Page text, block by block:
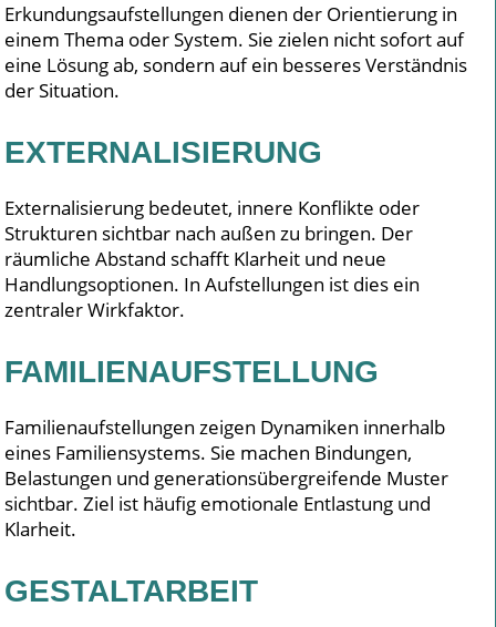
Erkundungsaufstellungen dienen der Orientierung in
einem Thema oder System. Sie zielen nicht sofort auf
eine Lösung ab, sondern auf ein besseres Verständnis
der Situation.
EXTERNALISIERUNG
Externalisierung bedeutet, innere Konflikte oder
Strukturen sichtbar nach außen zu bringen. Der
räumliche Abstand schafft Klarheit und neue
Handlungsoptionen. In Aufstellungen ist dies ein
zentraler Wirkfaktor.
FAMILIENAUFSTELLUNG
Familienaufstellungen zeigen Dynamiken innerhalb
eines Familiensystems. Sie machen Bindungen,
Belastungen und generationsübergreifende Muster
sichtbar. Ziel ist häufig emotionale Entlastung und
Klarheit.
GESTALTARBEIT